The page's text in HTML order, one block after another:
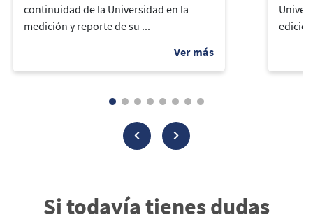
continuidad de la Universidad en la
medición y reporte de su ...
Si todavía tienes dudas